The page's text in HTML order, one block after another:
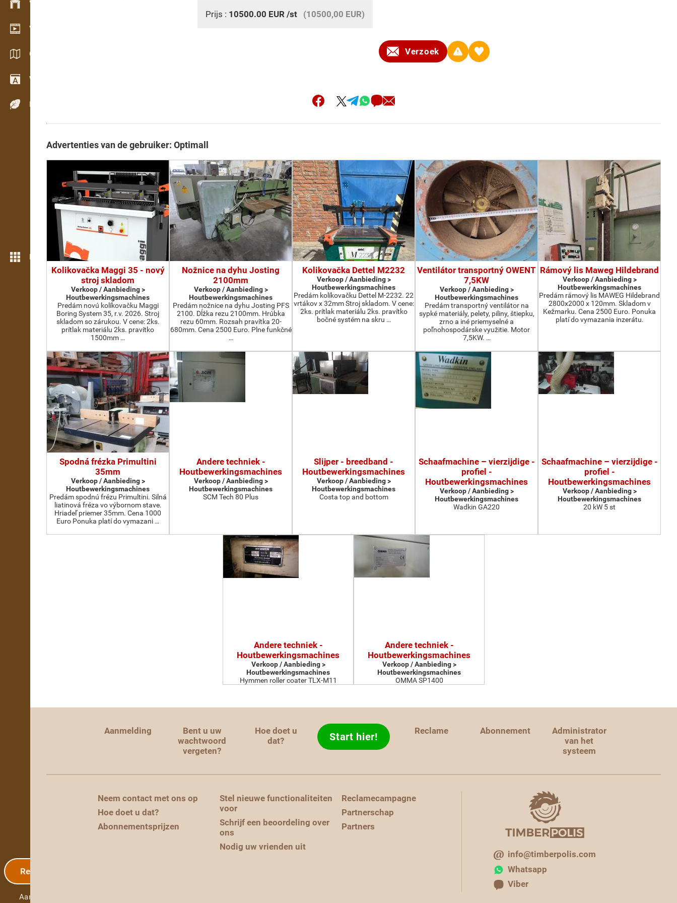
Voorraadbeheer
Video showroom
Catalogi / Brochures
Woordenboek
Houtsoorten
Meer opties
Registratie
Aanmelding
Prijs : 10500.00 EUR /st (10500,00 EUR)
Verzoek
Advertenties van de gebruiker: Optimall
Kolikovačka Maggi 35 - nový
stroj skladom
Verkoop / Aanbieding >
Houtbewerkingsmachines
Predám novú kolíkovačku Maggi
Boring System 35, r.v. 2026. Stroj
skladom so zárukou. V cene: 2ks.
prítlak materiálu 2ks. pravítko
1500mm …
Nožnice na dyhu Josting
2100mm
Verkoop / Aanbieding >
Houtbewerkingsmachines
Predám nožnice na dyhu Josting PFS
2100. Dĺžka rezu 2100mm. Hrúbka
rezu 60mm. Rozsah pravítka 20-
680mm. Cena 2500 Euro. Plne funkčné
…
Kolikovačka Dettel M2232
Verkoop / Aanbieding >
Houtbewerkingsmachines
Predám kolíkovačku Dettel M-2232. 22
vrtákov x 32mm Stroj skladom. V cene:
2ks. prítlak materiálu 2ks. pravítko
bočné systém na skru …
Ventilátor transportný OWENT
7,5KW
Verkoop / Aanbieding >
Houtbewerkingsmachines
Predám transportný ventilátor na
sypké materiály, pelety, piliny, štiepku,
zrno a iné priemyselné a
poľnohospodárske využitie. Motor
7,5KW. …
Rámový lis Maweg Hildebrand
Verkoop / Aanbieding >
Houtbewerkingsmachines
Predám rámový lis MAWEG Hildebrand
2800x2000 x 120mm. Skladom v
Kežmarku. Cena 2500 Euro. Ponuka
platí do vymazania inzerátu.
Spodná frézka Primultini
35mm
Verkoop / Aanbieding >
Houtbewerkingsmachines
Predám spodnú frézu Primultini. Silná
liatinová fréza vo výbornom stave.
Hriadeľ priemer 35mm. Cena 1000
Euro Ponuka platí do vymazani …
Andere techniek -
Houtbewerkingsmachines
Verkoop / Aanbieding >
Houtbewerkingsmachines
SCM Tech 80 Plus
Slijper - breedband -
Houtbewerkingsmachines
Verkoop / Aanbieding >
Houtbewerkingsmachines
Costa top and bottom
Schaafmachine – vierzijdige -
profiel -
Houtbewerkingsmachines
Verkoop / Aanbieding >
Houtbewerkingsmachines
Wadkin GA220
Schaafmachine – vierzijdige -
profiel -
Houtbewerkingsmachines
Verkoop / Aanbieding >
Houtbewerkingsmachines
20 kW 5 st
Andere techniek -
Houtbewerkingsmachines
Verkoop / Aanbieding >
Houtbewerkingsmachines
Hymmen roller coater TLX-M11
Andere techniek -
Houtbewerkingsmachines
Verkoop / Aanbieding >
Houtbewerkingsmachines
OMMA SP1400
Aanmelding
Bent u uw
wachtwoord
vergeten?
Hoe doet u
dat?
Start hier! Reclame Abonnement
Administrator
van het
systeem
Neem contact met ons op
Hoe doet u dat?
Abonnementsprijzen
Stel nieuwe functionaliteiten
voor
Schrijf een beoordeling over
ons
Nodig uw vrienden uit
Reclamecampagne
Partnerschap
Partners
info@timberpolis.com
Whatsapp
Viber